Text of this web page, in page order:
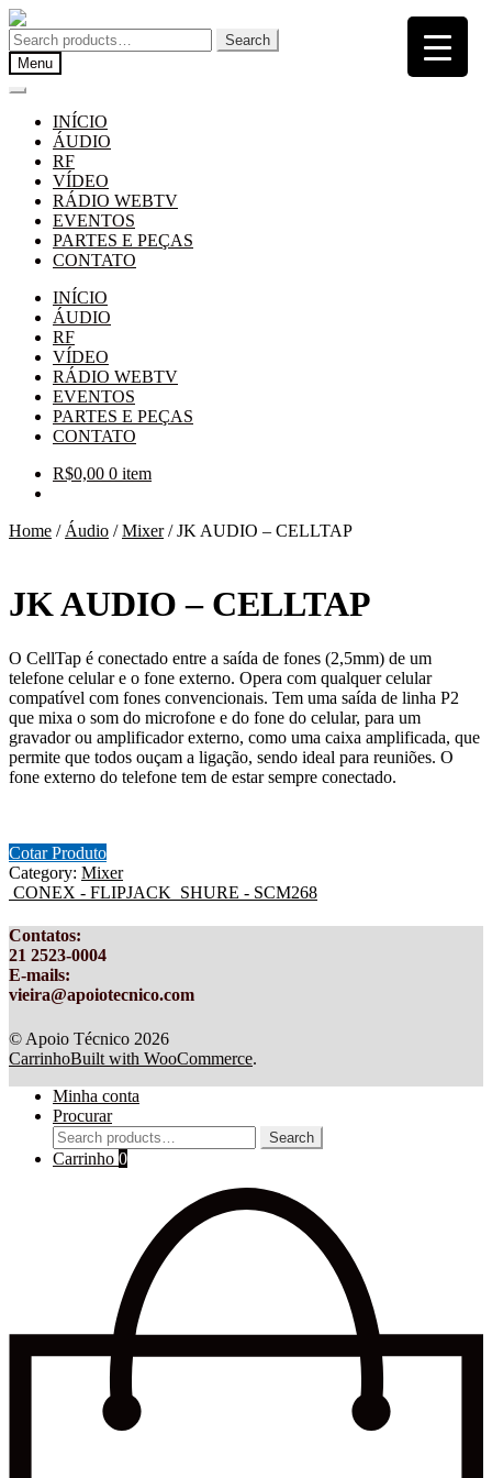
Pular
para
navegação
Pular
para
o
conteúdo
Search
for:
Search
Menu
INÍCIO
ÁUDIO
RF
VÍDEO
RÁDIO WEBTV
EVENTOS
PARTES E PEÇAS
CONTATO
INÍCIO
ÁUDIO
RF
VÍDEO
RÁDIO WEBTV
EVENTOS
PARTES E PEÇAS
CONTATO
R$0,00 0 item
Home / Áudio /Mixer/JK AUDIO – CELLTAP
JK AUDIO – CELLTAP
O CellTap é conectado entre a saída de fones (2,5mm) de um
telefone celular e o fone externo. Opera com qualquer celular
compatível com fones convencionais. Tem uma saída de linha P2
que mixa o som do microfone e do fone do celular, para um
gravador ou amplificador externo, como uma caixa amplificada, que
permite que todos ouçam a ligação, sendo ideal para reuniões. O
fone externo do telefone tem de estar sempre conectado.
Cotar Produto
Category: Mixer
CONEX - FLIPJACK SHURE - SCM268
Contatos:
21 2523-0004
E-mails:
vieira@apoiotecnico.com
© Apoio Técnico 2026
CarrinhoBuilt with WooCommerce.
Minha conta
Procurar
Search
for:
Search
Carrinho 0